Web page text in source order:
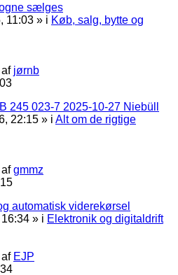
sælges
11:03 » i Køb, salg, bytte og
af jørnb
245 023-7 2025-10-27 Niebüll
22:15 » i Alt om de rigtige
afgmmz
automatisk viderekørsel
» i Elektronik og digitaldrift
af EJP